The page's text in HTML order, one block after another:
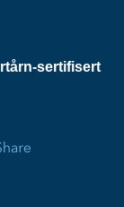
sertifisert